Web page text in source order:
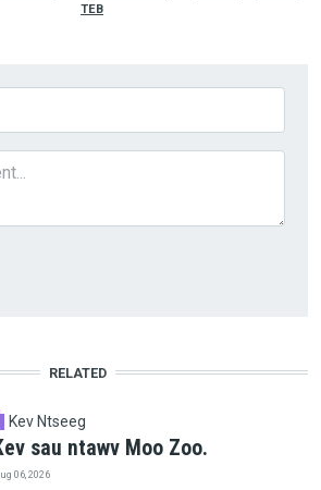
TEB
RELATED
Kev Ntseeg
sau ntawv Moo Zoo.
06, 2026